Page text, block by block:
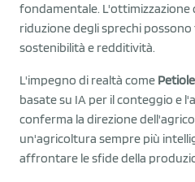
fondamentale. L'ottimizzazione
riduzione degli sprechi
sostenibilità e redditività.
L'impegno di realtà come
basate su IA per il conteggio e
conferma la direzione
un'agricoltura sempre più
affrontare le sfide della